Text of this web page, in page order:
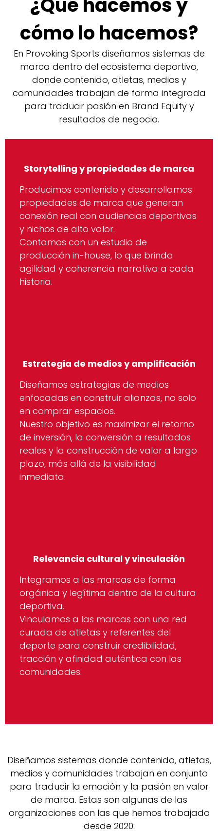
cómo lo hacemos?
En Provoking Sports diseñamos sistemas de
marca dentro del ecosistema deportivo,
donde contenido, atletas, medios y
comunidades trabajan de forma integrada
para traducir pasión en Brand Equity y
resultados de negocio.
Storytelling y propiedades de marca
Producimos contenido y desarrollamos
propiedades de marca que generan
conexión real con audiencias deportivas
y nichos de alto valor.
Contamos con un estudio de
producción in-house, lo que brinda
agilidad y coherencia narrativa a cada
historia.
Estrategia de medios y amplificación
Diseñamos estrategias de medios
enfocadas en construir alianzas, no solo
en comprar espacios.
Nuestro objetivo es maximizar el retorno
de inversión, la conversión a resultados
reales y la construcción de valor a largo
plazo, más allá de la visibilidad
inmediata.
Relevancia cultural y vinculación
Integramos a las marcas de forma
orgánica y legítima dentro de la cultura
deportiva.
Vinculamos a las marcas con una red
curada de atletas y referentes del
deporte para construir credibilidad,
tracción y afinidad auténtica con las
comunidades.
Diseñamos sistemas donde contenido, atletas,
medios y comunidades trabajan en conjunto
para traducir la emoción y la pasión en valor
de marca. Estas son algunas de las
organizaciones con las que hemos trabajado
desde 2020: